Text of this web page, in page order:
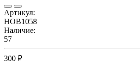
Артикул:
HOB1058
Наличие:
57
300 ₽